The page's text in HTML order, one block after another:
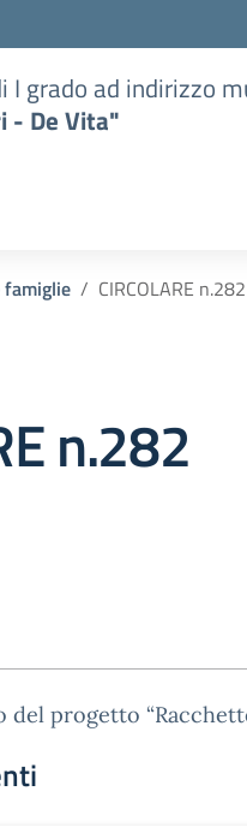
grado ad indirizzo
- De Vita"
famiglie CIRCOLARE n.282
n.282
del progetto